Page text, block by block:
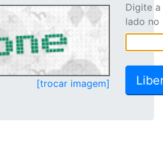
[trocar imagem]
Digite
lado no